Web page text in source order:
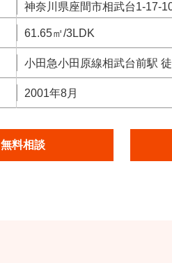
神奈川県座間市相武台1-17-
61.65㎡/3LDK
小田急小田原線相武台前駅
2001年8月
無料相談